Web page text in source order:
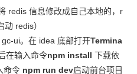
redis 信息修改成自己本地的，r
redis）
ui。在 idea 底部打开Termina
在输入命令npm install 下载依
命令 npm run dev启动前台项目